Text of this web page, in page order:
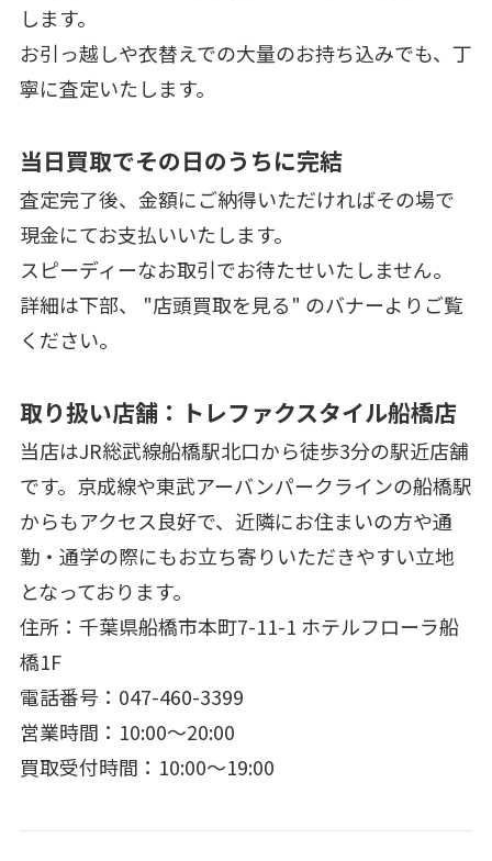
します。
お引っ越しや衣替えでの大量のお持ち込みでも、丁
寧に査定いたします。
当日買取でその日のうちに完結
査定完了後、金額にご納得いただければその場で
現金にてお支払いいたします。
スピーディーなお取引でお待たせいたしません。
詳細は下部、 "店頭買取を見る" のバナーよりご覧
ください。
取り扱い店舗：トレファクスタイル船橋店
当店はJR総武線船橋駅北口から徒歩3分の駅近店舗
です。京成線や東武アーバンパークラインの船橋駅
からもアクセス良好で、近隣にお住まいの方や通
勤・通学の際にもお立ち寄りいただきやすい立地
となっております。
住所：千葉県船橋市本町7-11-1 ホテルフローラ船
橋1F
電話番号：047-460-3399
営業時間：10:00～20:00
買取受付時間：10:00～19:00